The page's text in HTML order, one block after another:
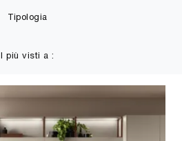
Tipologia
I più visti a :